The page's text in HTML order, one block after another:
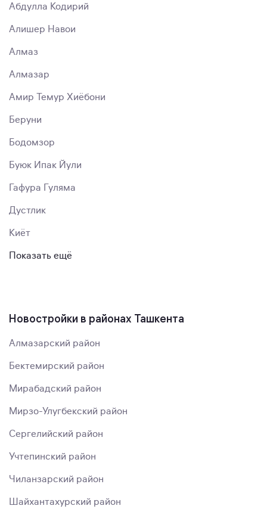
Абдулла Кодирий
Алишер Навои
Алмаз
Алмазар
Амир Темур Хиёбони
Беруни
Бодомзор
Буюк Ипак Йули
Гафура Гуляма
Дустлик
Киёт
Показать ещё
Новостройки в районах Ташкента
Алмазарский район
Бектемирский район
Мирабадский район
Мирзо-Улугбекский район
Сергелийский район
Учтепинский район
Чиланзарский район
Шайхантахурский район